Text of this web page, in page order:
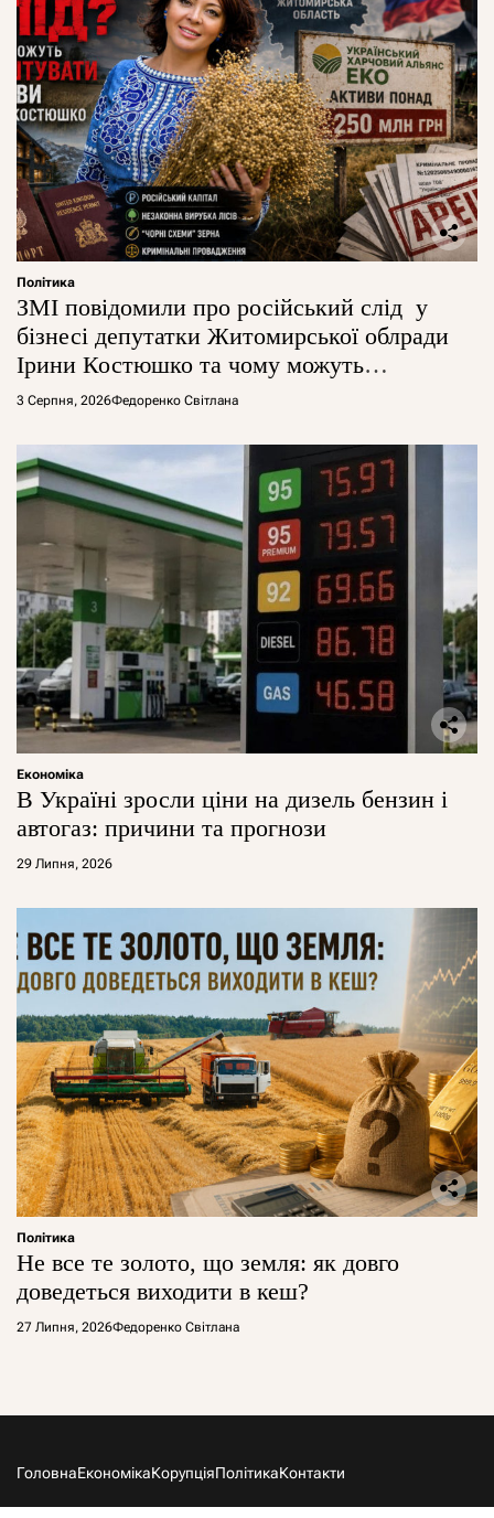
Політика
ЗМІ повідомили про російський слід у
бізнесі депутатки Житомирської облради
Ірини Костюшко та чому можуть
арештувати її активи
3 Серпня, 2026Федоренко Світлана
Економіка
В Україні зросли ціни на дизель бензин і
автогаз: причини та прогнози
29 Липня, 2026
Політика
Не все те золото, що земля: як довго
доведеться виходити в кеш?
27 Липня, 2026Федоренко Світлана
ГоловнаЕкономікаКорупціяПолітикаКонтакти